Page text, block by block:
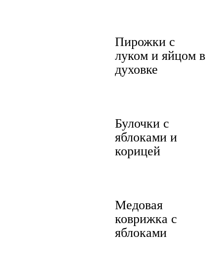
Пирожки с
луком и яйцом в
духовке
Булочки с
яблоками и
корицей
Медовая
коврижка с
яблоками